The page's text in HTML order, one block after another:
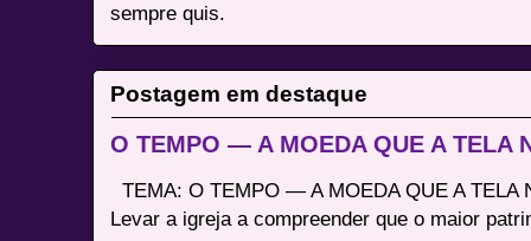
sempre quis.
Postagem em destaque
O TEMPO — A MOEDA QUE A TELA
TEMA: O TEMPO — A MOEDA QUE A TELA
Levar a igreja a compreender que o maior